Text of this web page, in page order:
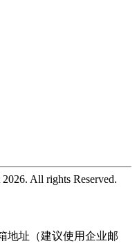
2026. All rights Reserved.
地址（建议使用企业邮